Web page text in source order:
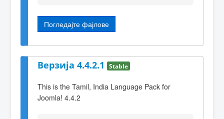
Погледајте фајлове
Верзија 4.4.2.1 Stable
This is the Tamil, India Language Pack for
Joomla! 4.4.2